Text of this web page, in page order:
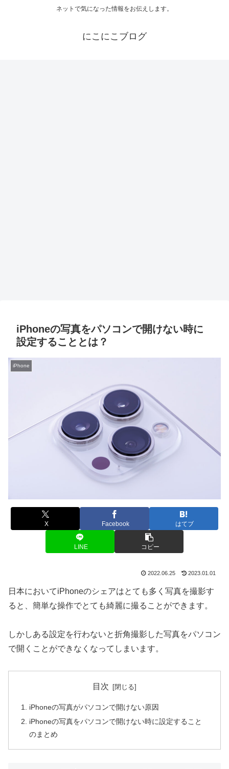
ネットで気になった情報をお伝えします。
にこにこブログ
iPhoneの写真をパソコンで開けない時に
設定することとは？
iPhone
X Facebook はてブ
LINE コピー
2022.06.25 2023.01.01
日本においてiPhoneのシェアはとても多く写真を撮影す
ると、簡単な操作でとても綺麗に撮ることができます。
しかしある設定を行わないと折角撮影した写真をパソコン
で開くことができなくなってしまいます。
目次
iPhoneの写真がパソコンで開けない原因
iPhoneの写真をパソコンで開けない時に設定すること
のまとめ